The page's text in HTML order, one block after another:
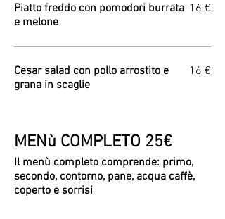
Piatto freddo con pomodori burrata
e melone
16 €
Cesar salad con pollo arrostito e
grana in scaglie
16 €
MENù COMPLETO 25€
Il menù completo comprende: primo,
secondo, contorno, pane, acqua caffè,
coperto e sorrisi